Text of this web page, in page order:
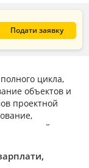
Подати заявку
цикла,
объектов и
проектной